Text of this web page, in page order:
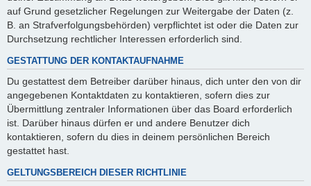
auf Grund gesetzlicher Regelungen zur Weitergabe der Daten (z.
B. an Strafverfolgungsbehörden) verpflichtet ist oder die Daten zur
Durchsetzung rechtlicher Interessen erforderlich sind.
GESTATTUNG DER KONTAKTAUFNAHME
Du gestattest dem Betreiber darüber hinaus, dich unter den von dir
angegebenen Kontaktdaten zu kontaktieren, sofern dies zur
Übermittlung zentraler Informationen über das Board erforderlich
ist. Darüber hinaus dürfen er und andere Benutzer dich
kontaktieren, sofern du dies in deinem persönlichen Bereich
gestattet hast.
GELTUNGSBEREICH DIESER RICHTLINIE